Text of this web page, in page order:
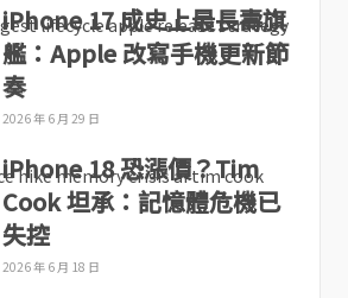
iPhone 17 成史上最長壽旗
艦：Apple 改寫手機更新節
奏
2026 年 6 月 29 日
iPhone 18 恐漲價？Tim
Cook 坦承：記憶體危機已
失控
2026 年 6 月 18 日